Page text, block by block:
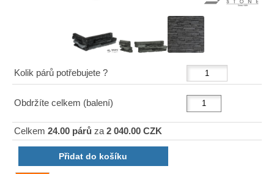
Kolik párů potřebujete ?
Obdržíte celkem (balení)
Celkem 24.00 párů za2 040.00 CZK